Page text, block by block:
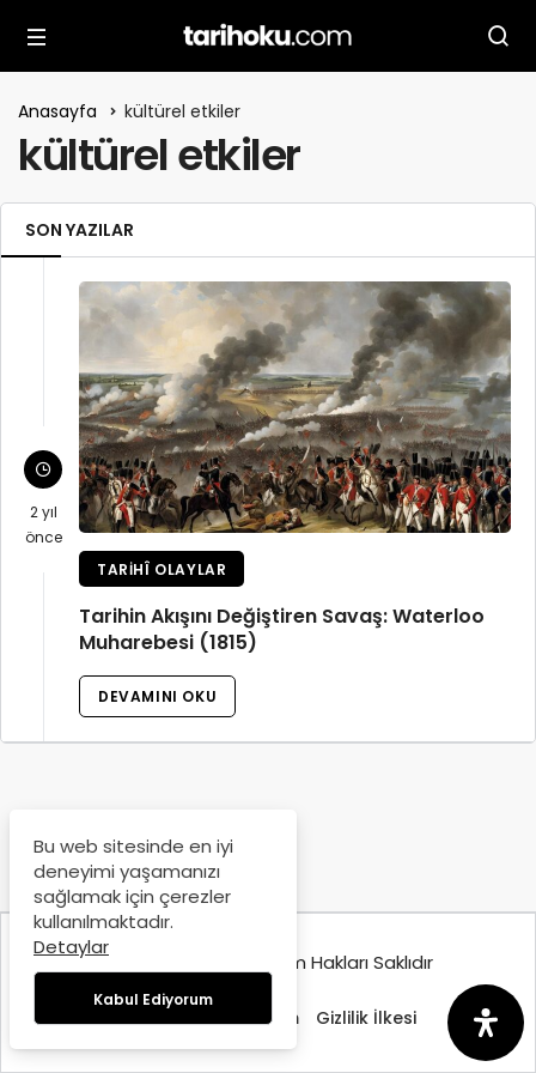
Anasayfa kültürel etkiler
kültürel etkiler
SON YAZILAR
2 yıl
önce
TARIHÎ OLAYLAR
Tarihin Akışını Değiştiren Savaş: Waterloo
Muharebesi (1815)
DEVAMINI OKU
© Copyright 2025, Tüm Hakları Saklıdır
Hakkımızda İletişim Gizlilik İlkesi
Bu web sitesinde en iyi
deneyimi yaşamanızı
sağlamak için çerezler
kullanılmaktadır.
Detaylar
Kabul Ediyorum